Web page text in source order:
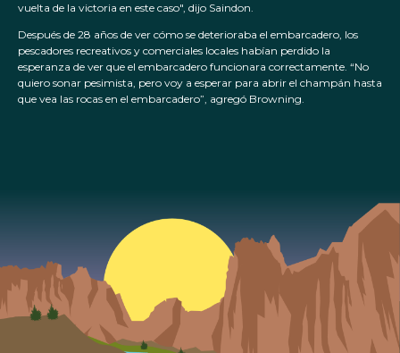
vuelta de la victoria en este caso", dijo Saindon.
Después de 28 años de ver cómo se deterioraba el embarcadero, los
pescadores recreativos y comerciales locales habían perdido la
esperanza de ver que el embarcadero funcionara correctamente. “No
quiero sonar pesimista, pero voy a esperar para abrir el champán hasta
que vea las rocas en el embarcadero”, agregó Browning.